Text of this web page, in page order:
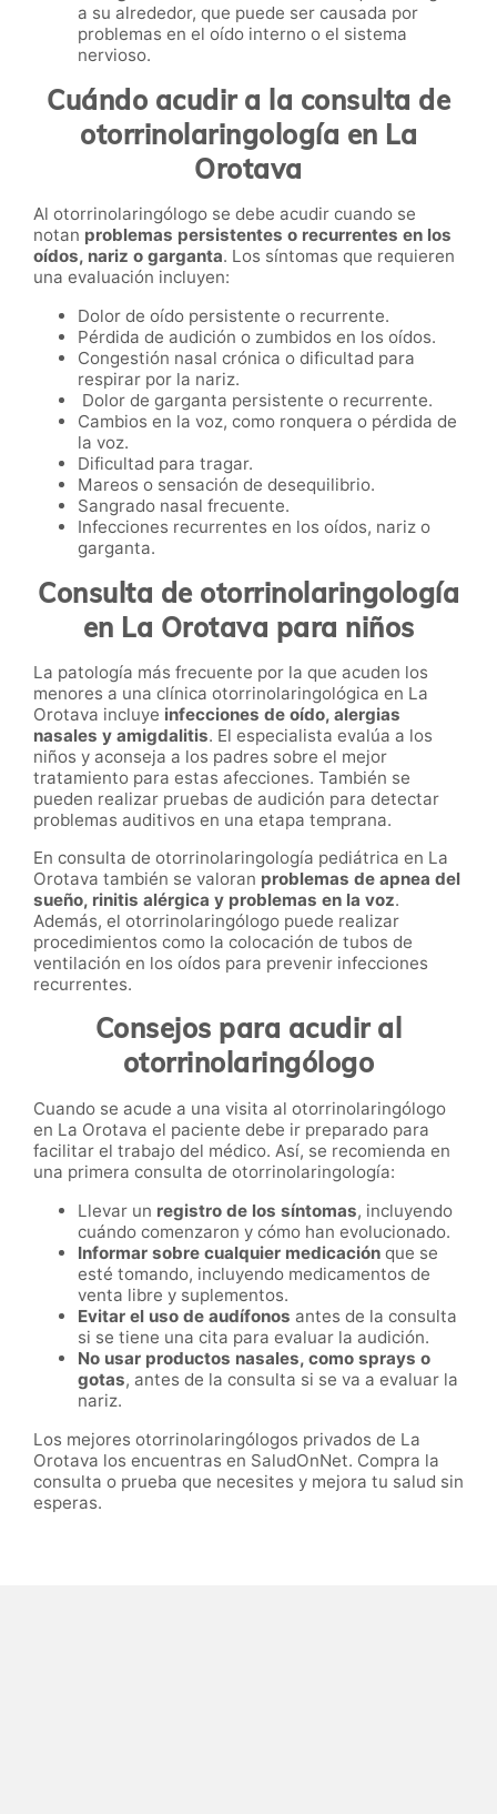
a su alrededor, que puede ser causada por
problemas en el oído interno o el sistema
nervioso.
Cuándo acudir a la consulta de
otorrinolaringología en La
Orotava
Al otorrinolaringólogo se debe acudir cuando se
notan problemas persistentes o recurrentes en los
oídos, nariz o garganta. Los síntomas que requieren
una evaluación incluyen:
Dolor de oído persistente o recurrente.
Pérdida de audición o zumbidos en los oídos.
Congestión nasal crónica o dificultad para
respirar por la nariz.
Dolor de garganta persistente o recurrente.
Cambios en la voz, como ronquera o pérdida de
la voz.
Dificultad para tragar.
Mareos o sensación de desequilibrio.
Sangrado nasal frecuente.
Infecciones recurrentes en los oídos, nariz o
garganta.
Consulta de otorrinolaringología
en La Orotava para niños
La patología más frecuente por la que acuden los
menores a una clínica otorrinolaringológica en La
Orotava incluye infecciones de oído, alergias
nasales y amigdalitis. El especialista evalúa a los
niños y aconseja a los padres sobre el mejor
tratamiento para estas afecciones. También se
pueden realizar pruebas de audición para detectar
problemas auditivos en una etapa temprana.
En consulta de otorrinolaringología pediátrica en La
Orotava también se valoran problemas de apnea del
sueño, rinitis alérgica y problemas en la voz.
Además, el otorrinolaringólogo puede realizar
procedimientos como la colocación de tubos de
ventilación en los oídos para prevenir infecciones
recurrentes.
Consejos para acudir al
otorrinolaringólogo
Cuando se acude a una visita al otorrinolaringólogo
en La Orotava el paciente debe ir preparado para
facilitar el trabajo del médico. Así, se recomienda en
una primera consulta de otorrinolaringología:
Llevar un registro de los síntomas, incluyendo
cuándo comenzaron y cómo han evolucionado.
Informar sobre cualquier medicación que se
esté tomando, incluyendo medicamentos de
venta libre y suplementos.
Evitar el uso de audífonos antes de la consulta
si se tiene una cita para evaluar la audición.
No usar productos nasales, como sprays o
gotas, antes de la consulta si se va a evaluar la
nariz.
Los mejores otorrinolaringólogos privados de La
Orotava los encuentras en SaludOnNet. Compra la
consulta o prueba que necesites y mejora tu salud sin
esperas.